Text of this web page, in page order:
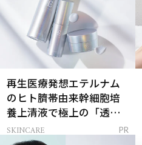
再生医療発想エテルナム
のヒト臍帯由来幹細胞培
養上清液で極上の「透明
感ハリ肌」へ
SKINCARE PR